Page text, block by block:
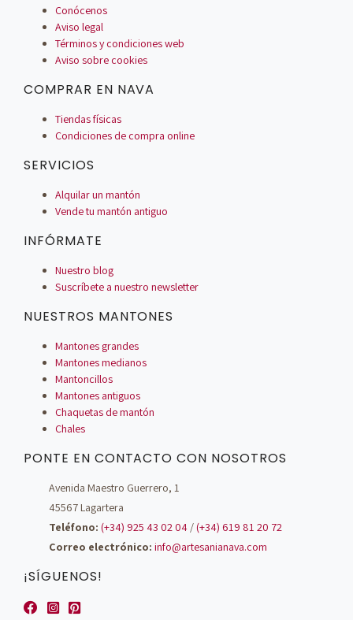
Conócenos
Aviso legal
Términos y condiciones web
Aviso sobre cookies
COMPRAR EN NAVA
Tiendas físicas
Condiciones de compra online
SERVICIOS
Alquilar un mantón
Vende tu mantón antiguo
INFÓRMATE
Nuestro blog
Suscríbete a nuestro newsletter
NUESTROS MANTONES
Mantones grandes
Mantones medianos
Mantoncillos
Mantones antiguos
Chaquetas de mantón
Chales
PONTE EN CONTACTO CON NOSOTROS
Avenida Maestro Guerrero, 1
45567 Lagartera
Teléfono: (+34) 925 43 02 04 /(+34) 619 81 20 72
Correo electrónico: info@artesanianava.com
¡SÍGUENOS!